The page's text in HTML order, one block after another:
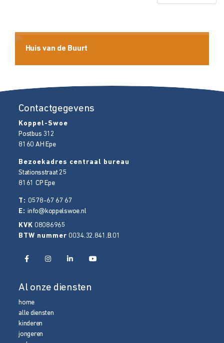
Huis van de Buurt
Contactgegevens
Koppel-Swoe
Postbus 312
8160 AH Epe
Bezoekadres centraal bureau
Stationsstraat 25
8161 CP Epe
T: 0578-67 67 67
E:info@koppelswoe.nl
KVK 08086965
BTW nummer 0034.32.841.B.01
Al onze diensten
home
alle diensten
kinderen
jongeren